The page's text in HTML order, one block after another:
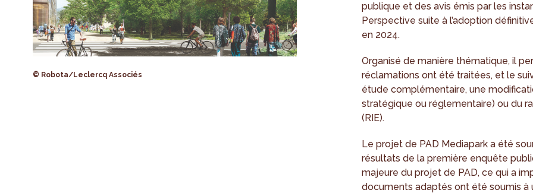
© Robota/Leclercq Associés
publique et des avis émis par les
Perspective suite à l’adoption
en 2024.
Organisé de manière thématique, il
réclamations ont été traitées, et le
étude complémentaire, une
stratégique ou réglementaire) ou du
(RIE).
Le projet de PAD Mediapark a été
résultats de la première enquête
majeure du projet de PAD, ce qui a
documents adaptés ont été soumis